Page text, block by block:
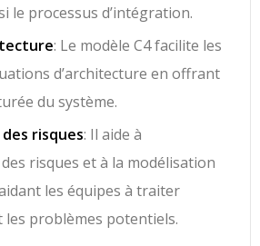
le processus d’intégration.
: Le modèle C4 facilite les
d’architecture en offrant
du système.
risques: Il aide à
risques et à la modélisation
les équipes à traiter
les problèmes potentiels.